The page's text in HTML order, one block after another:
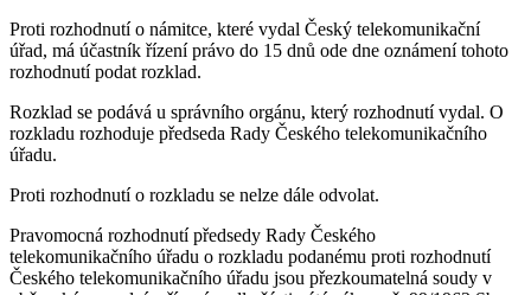
Proti rozhodnutí o námitce, které vydal Český telekomunikační
úřad, má účastník řízení právo do 15 dnů ode dne oznámení tohoto
rozhodnutí podat rozklad.
Rozklad se podává u správního orgánu, který rozhodnutí vydal. O
rozkladu rozhoduje předseda Rady Českého telekomunikačního
úřadu.
Proti rozhodnutí o rozkladu se nelze dále odvolat.
Pravomocná rozhodnutí předsedy Rady Českého
telekomunikačního úřadu o rozkladu podanému proti rozhodnutí
Českého telekomunikačního úřadu jsou přezkoumatelná soudy v